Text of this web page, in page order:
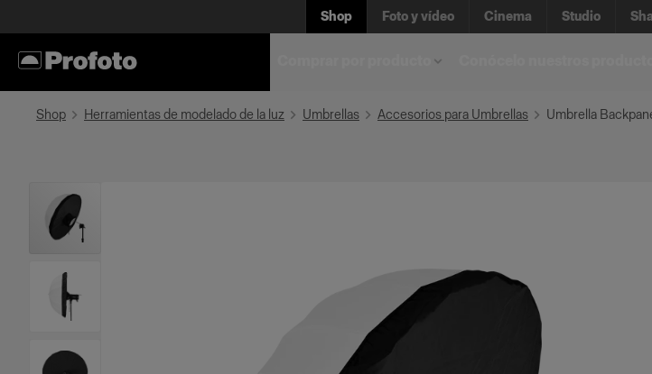
Shop Foto y vídeo Cinema Studio
Shop Herramientas de modelado de la luz Umbrellas Accesorios para Umbrellas Umbrella